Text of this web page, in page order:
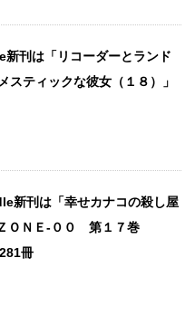
刊は「リコーダーとランド
ティックな彼女（１８）」
新刊は「幸せカナコの殺し屋
ＯＮＥ‐００ 第１７巻
冊